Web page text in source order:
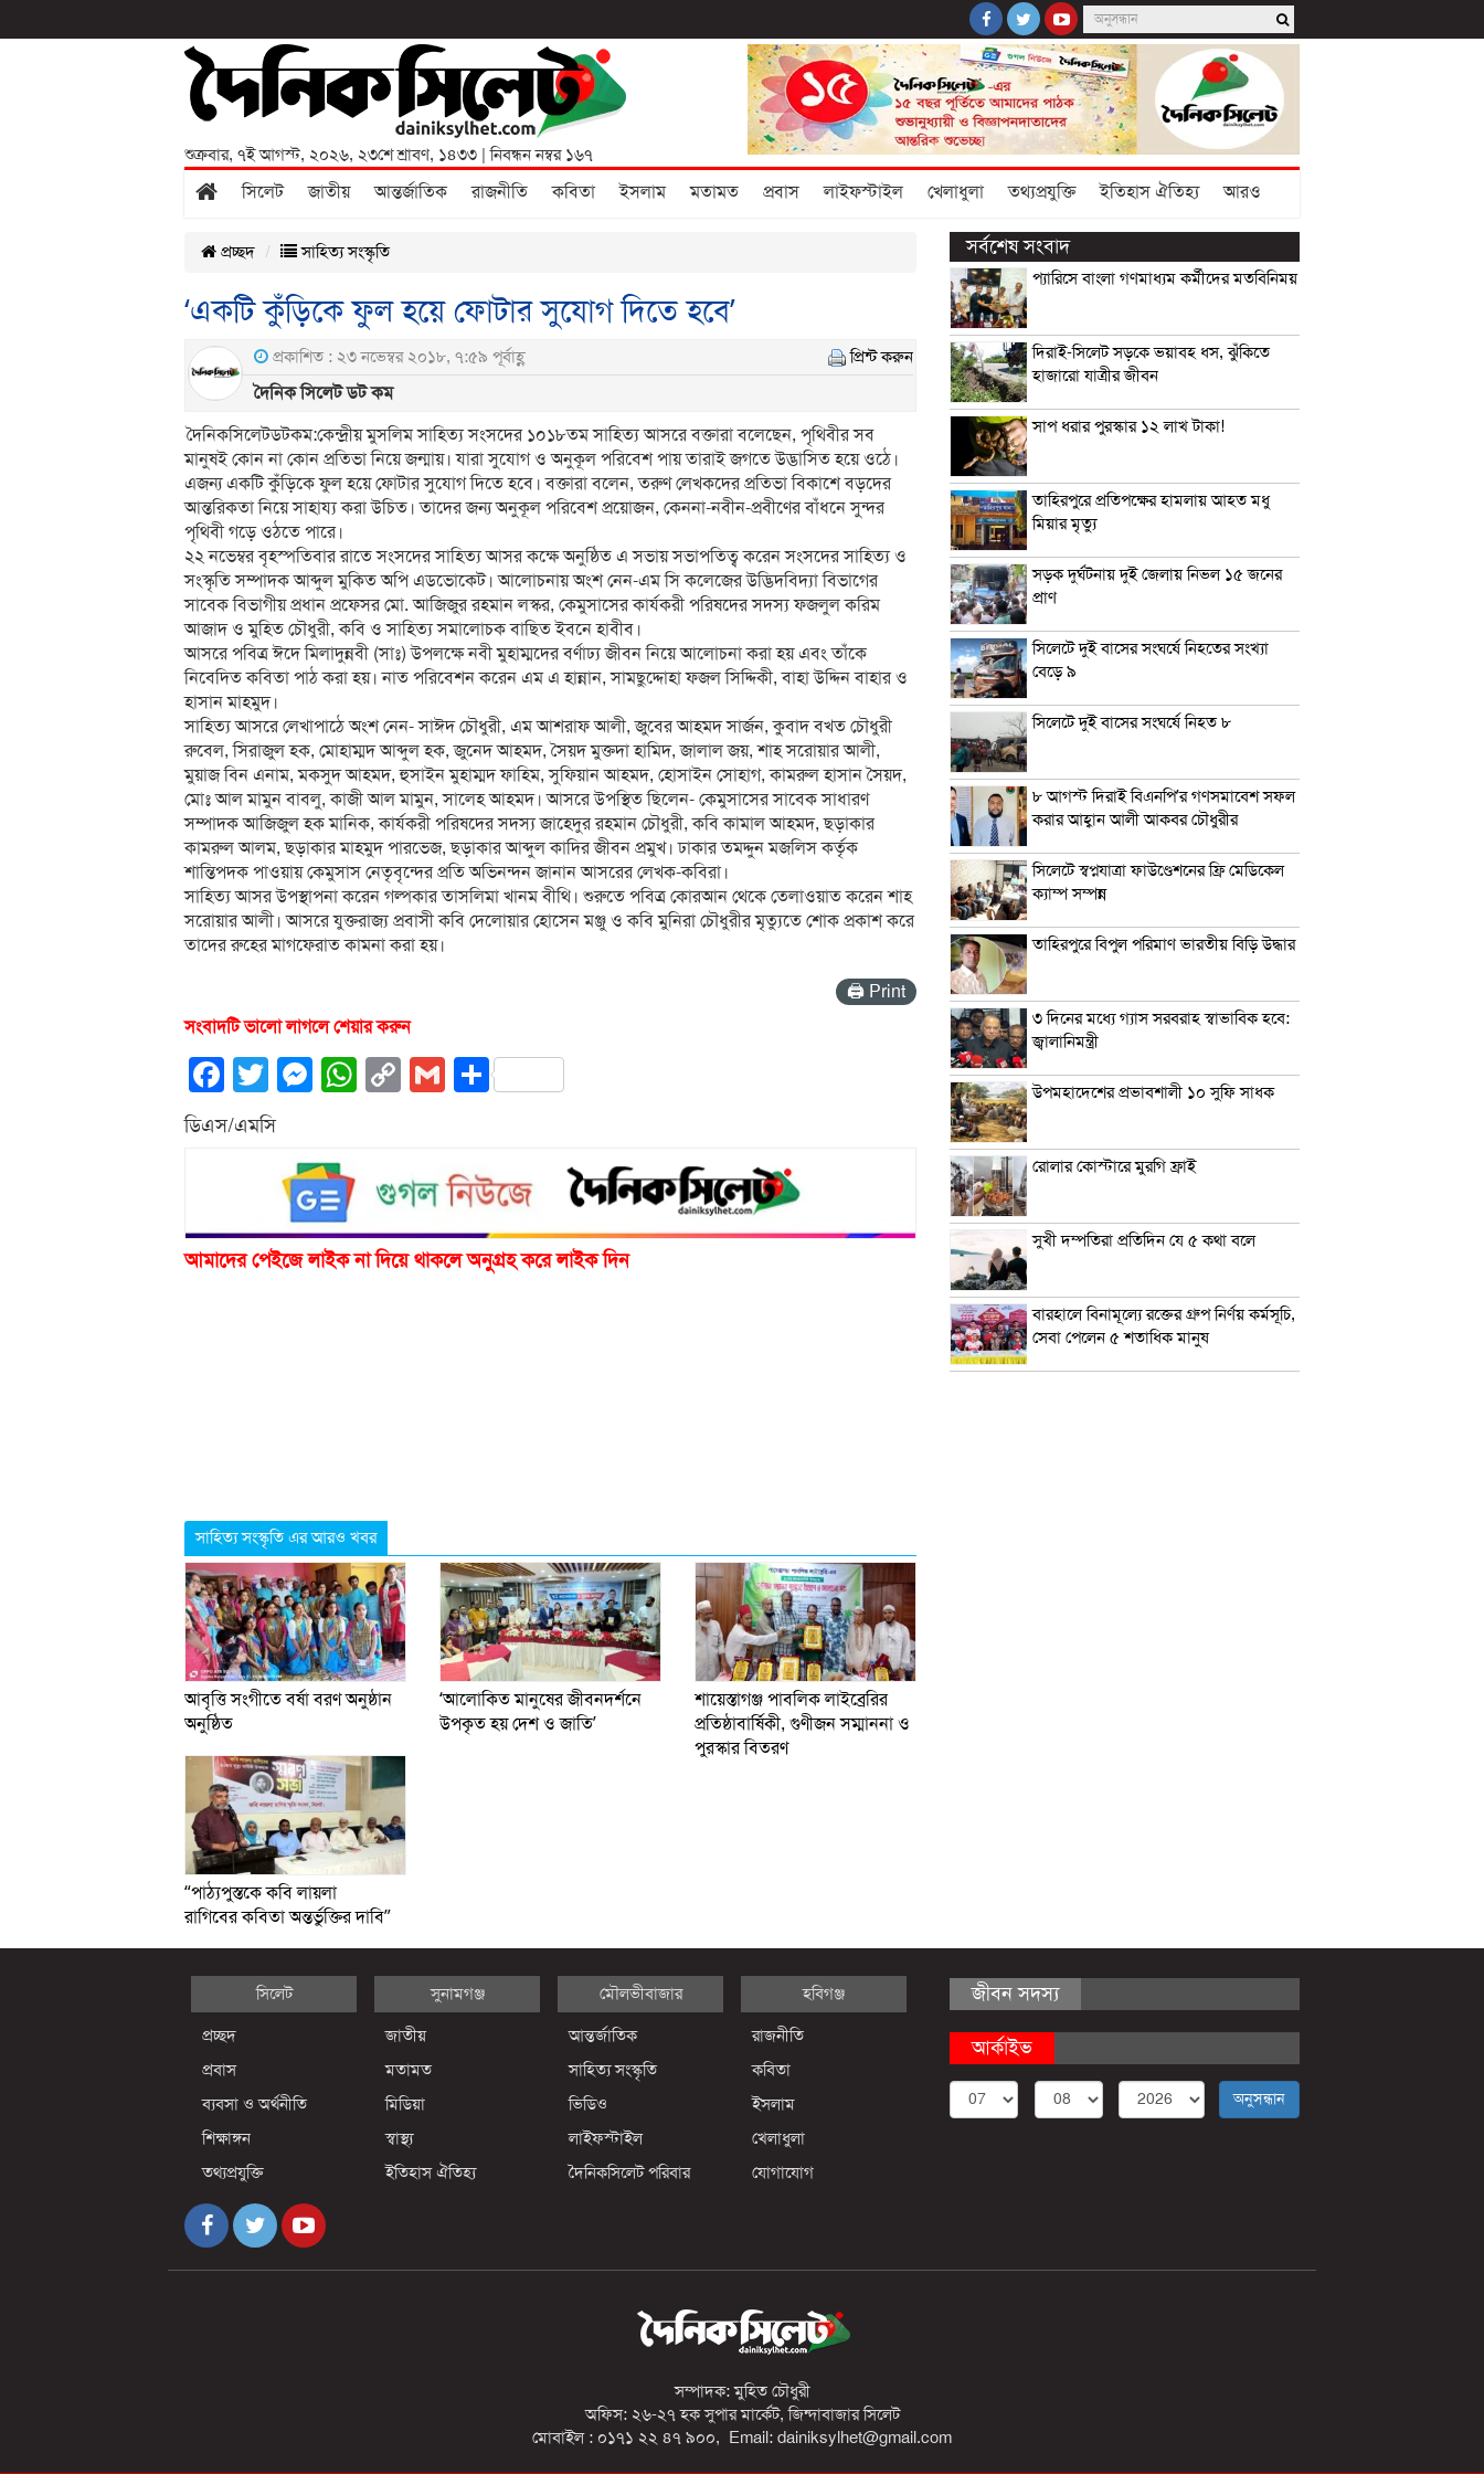
শুক্রবার, ৭ই আগস্ট, ২০২৬, ২৩শে শ্রাবণ, ১৪৩৩ | নিবন্ধন নম্বর ১৬৭
সিলেট জাতীয় আন্তর্জাতিক রাজনীতি কবিতা ইসলাম মতামত প্রবাস লাইফস্টাইল খেলাধুলা তথ্যপ্রযুক্তি ইতিহাস ঐতিহ্য আরও
প্রচ্ছদ সাহিত্য সংস্কৃতি
‘একটি কুঁড়িকে ফুল হয়ে ফোটার সুযোগ দিতে হবে’
প্রকাশিত : ২৩ নভেম্বর ২০১৮, ৭:৫৯ পূর্বাহ্ণ প্রিন্ট করুন
দৈনিক সিলেট ডট কম
দৈনিকসিলেটডটকম:কেন্দ্রীয় মুসলিম সাহিত্য সংসদের ১০১৮তম সাহিত্য আসরে বক্তারা বলেছেন, পৃথিবীর সব
মানুষই কোন না কোন প্রতিভা নিয়ে জন্মায়। যারা সুযোগ ও অনুকূল পরিবেশ পায় তারাই জগতে উদ্ভাসিত হয়ে ওঠে।
এজন্য একটি কুঁড়িকে ফুল হয়ে ফোটার সুযোগ দিতে হবে। বক্তারা বলেন, তরুণ লেখকদের প্রতিভা বিকাশে বড়দের
আন্তরিকতা নিয়ে সাহায্য করা উচিত। তাদের জন্য অনুকূল পরিবেশ প্রয়োজন, কেননা-নবীন-প্রবীণের বাঁধনে সুন্দর
পৃথিবী গড়ে ওঠতে পারে।
২২ নভেম্বর বৃহস্পতিবার রাতে সংসদের সাহিত্য আসর কক্ষে অনুষ্ঠিত এ সভায় সভাপতিত্ব করেন সংসদের সাহিত্য ও
সংস্কৃতি সম্পাদক আব্দুল মুকিত অপি এডভোকেট। আলোচনায় অংশ নেন-এম সি কলেজের উদ্ভিদবিদ্যা বিভাগের
সাবেক বিভাগীয় প্রধান প্রফেসর মো. আজিজুর রহমান লস্কর, কেমুসাসের কার্যকরী পরিষদের সদস্য ফজলুল করিম
আজাদ ও মুহিত চৌধুরী, কবি ও সাহিত্য সমালোচক বাছিত ইবনে হাবীব।
আসরে পবিত্র ঈদে মিলাদুন্নবী (সাঃ) উপলক্ষে নবী মুহাম্মদের বর্ণাঢ্য জীবন নিয়ে আলোচনা করা হয় এবং তাঁকে
নিবেদিত কবিতা পাঠ করা হয়। নাত পরিবেশন করেন এম এ হান্নান, সামছুদ্দোহা ফজল সিদ্দিকী, বাহা উদ্দিন বাহার ও
হাসান মাহমুদ।
সাহিত্য আসরে লেখাপাঠে অংশ নেন- সাঈদ চৌধুরী, এম আশরাফ আলী, জুবের আহমদ সার্জন, কুবাদ বখত চৌধুরী
রুবেল, সিরাজুল হক, মোহাম্মদ আব্দুল হক, জুনেদ আহমদ, সৈয়দ মুক্তদা হামিদ, জালাল জয়, শাহ সরোয়ার আলী,
মুয়াজ বিন এনাম, মকসুদ আহমদ, হুসাইন মুহাম্মদ ফাহিম, সুফিয়ান আহমদ, হোসাইন সোহাগ, কামরুল হাসান সৈয়দ,
মোঃ আল মামুন বাবলু, কাজী আল মামুন, সালেহ আহমদ। আসরে উপস্থিত ছিলেন- কেমুসাসের সাবেক সাধারণ
সম্পাদক আজিজুল হক মানিক, কার্যকরী পরিষদের সদস্য জাহেদুর রহমান চৌধুরী, কবি কামাল আহমদ, ছড়াকার
কামরুল আলম, ছড়াকার মাহমুদ পারভেজ, ছড়াকার আব্দুল কাদির জীবন প্রমুখ। ঢাকার তমদ্দুন মজলিস কর্তৃক
শান্তিপদক পাওয়ায় কেমুসাস নেতৃবৃন্দের প্রতি অভিনন্দন জানান আসরের লেখক-কবিরা।
সাহিত্য আসর উপস্থাপনা করেন গল্পকার তাসলিমা খানম বীথি। শুরুতে পবিত্র কোরআন থেকে তেলাওয়াত করেন শাহ
সরোয়ার আলী। আসরে যুক্তরাজ্য প্রবাসী কবি দেলোয়ার হোসেন মঞ্জু ও কবি মুনিরা চৌধুরীর মৃত্যুতে শোক প্রকাশ করে
তাদের রুহের মাগফেরাত কামনা করা হয়।
🖨 Print
সংবাদটি ভালো লাগলে শেয়ার করুন
Facebook
Twitter
Messenger
WhatsApp
CopyGmailShare
ডিএস/এমসি
আমাদের পেইজে লাইক না দিয়ে থাকলে অনুগ্রহ করে লাইক দিন
সাহিত্য সংস্কৃতি এর আরও খবর
আবৃত্তি সংগীতে বর্ষা বরণ অনুষ্ঠান
অনুষ্ঠিত
‘আলোকিত মানুষের জীবনদর্শনে
উপকৃত হয় দেশ ও জাতি’
​শায়েস্তাগঞ্জ পাবলিক লাইব্রেরির
প্রতিষ্ঠাবার্ষিকী, গুণীজন সম্মাননা ও
পুরস্কার বিতরণ
“পাঠ্যপুস্তকে কবি লায়লা
রাগিবের কবিতা অন্তর্ভুক্তির দাবি”
সর্বশেষ সংবাদ
প্যারিসে বাংলা গণমাধ্যম কর্মীদের মতবিনিময়
দিরাই-সিলেট সড়কে ভয়াবহ ধস, ঝুঁকিতে
হাজারো যাত্রীর জীবন
সাপ ধরার পুরস্কার ১২ লাখ টাকা!
তাহিরপুরে প্রতিপক্ষের হামলায় আহত মধু
মিয়ার মৃত্যু
সড়ক দুর্ঘটনায় দুই জেলায় নিভল ১৫ জনের
প্রাণ
সিলেটে দুই বাসের সংঘর্ষে নিহতের সংখ্যা
বেড়ে ৯
সিলেটে দুই বাসের সংঘর্ষে নিহত ৮
৮ আগস্ট দিরাই বিএনপি’র গণসমাবেশ সফল
করার আহ্বান আলী আকবর চৌধুরীর
সিলেটে স্বপ্নযাত্রা ফাউণ্ডেশনের ফ্রি মেডিকেল
ক্যাম্প সম্পন্ন
তাহিরপুরে বিপুল পরিমাণ ভারতীয় বিড়ি উদ্ধার
৩ দিনের মধ্যে গ্যাস সরবরাহ স্বাভাবিক হবে:
জ্বালানিমন্ত্রী
উপমহাদেশের প্রভাবশালী ১০ সুফি সাধক
রোলার কোস্টারে মুরগি ফ্রাই
সুখী দম্পতিরা প্রতিদিন যে ৫ কথা বলে
বারহালে বিনামূল্যে রক্তের গ্রুপ নির্ণয় কর্মসূচি,
সেবা পেলেন ৫ শতাধিক মানুষ
সিলেট সুনামগঞ্জ মৌলভীবাজার হবিগঞ্জ
প্রচ্ছদ জাতীয় আন্তর্জাতিক
রাজনীতি
প্রবাস
মতামত সাহিত্য সংস্কৃতি
কবিতা
ব্যবসা ও অর্থনীতি
মিডিয়া ভিডিও
ইসলাম
শিক্ষাঙ্গন
স্বাস্থ্য লাইফস্টাইল
খেলাধুলা
তথ্যপ্রযুক্তি
ইতিহাস ঐতিহ্য দৈনিকসিলেট পরিবার যোগাযোগ
জীবন সদস্য
আর্কাইভ
সম্পাদক: মুহিত চৌধুরী
অফিস: ২৬-২৭ হক সুপার মার্কেট, জিন্দাবাজার সিলেট
মোবাইল : ০১৭১ ২২ ৪৭ ৯০০, Email: dainiksylhet@gmail.com